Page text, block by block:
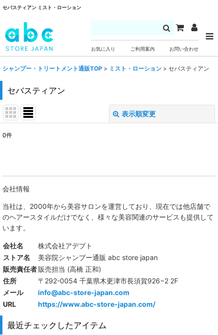
セバスティアン ミスト・ローション
お気に入り ご利用案内 お問い合わせ
シャンプー・トリートメント通販TOP > ミスト・ローション > セバスティアン
セバスティアン
表示順変更
0件
会社情報
当社は、 2000年から美容サロンを運営しており、現在では他店舗で
のヘアースタイルだけでなく、様々な美容関連のサービスも提供して
います。
会社名
株式会社アデプト
ストア名
美容院シャンプー通販 abc store japan
販売責任者販売担当 (高橋 正和)
住所
〒292-0054 千葉県木更津市長須賀926−2 2F
メール
info@abc-store-japan.com
URL
https://www.abc-store-japan.com/
最近チェックしたアイテム